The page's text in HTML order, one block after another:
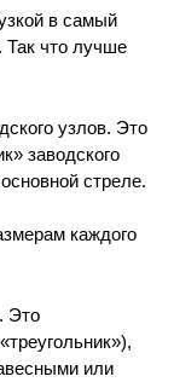
в самый
Так что лучше
узлов. Это
заводского
стреле.
каждого
Это
или